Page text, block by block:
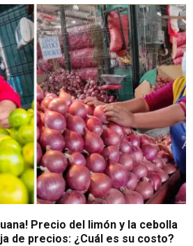
Precio del limón y la cebolla
de precios: ¿Cuál es su costo?